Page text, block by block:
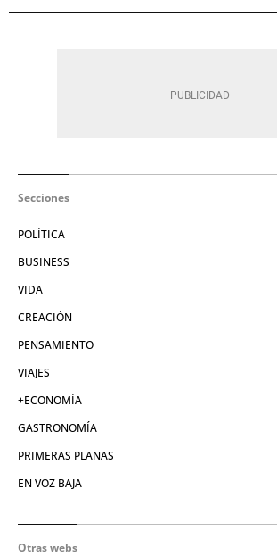
Secciones
POLÍTICA
BUSINESS
VIDA
CREACIÓN
PENSAMIENTO
VIAJES
+ECONOMÍA
GASTRONOMÍA
PRIMERAS PLANAS
EN VOZ BAJA
Otras webs